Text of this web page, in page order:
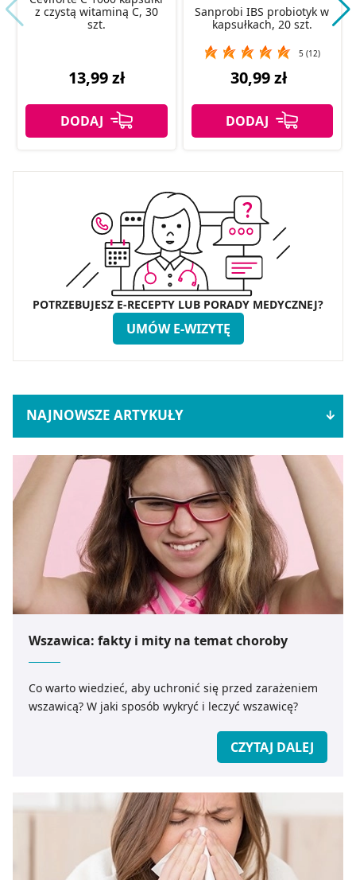
z czystą witaminą C, 30
szt.
13,99 zł
Sanprobi IBS probiotyk w
kapsułkach, 20 szt.
5 (12)
30,99 zł
POTRZEBUJESZ E-RECEPTY LUB PORADY MEDYCZNEJ?
UMÓW E-WIZYTĘ
NAJNOWSZE ARTYKUŁY
Wszawica: fakty i mity na temat choroby
Co warto wiedzieć, aby uchronić się przed zarażeniem
wszawicą? W jaki sposób wykryć i leczyć wszawicę?
CZYTAJ DALEJ